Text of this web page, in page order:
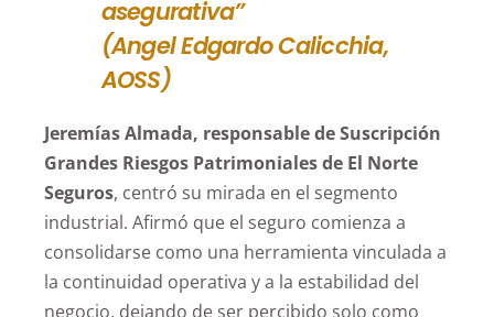
asegurativa”
(Angel Edgardo Calicchia,
AOSS)
Jeremías Almada, responsable de Suscripción
Grandes Riesgos Patrimoniales de El Norte
Seguros, centró su mirada en el segmento
industrial. Afirmó que el seguro comienza a
consolidarse como una herramienta vinculada a
la continuidad operativa y a la estabilidad del
negocio, dejando de ser percibido solo como